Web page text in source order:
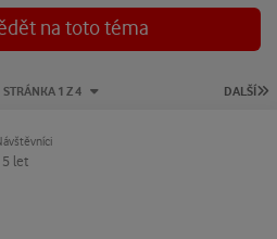
na toto téma
DALŠÍ
STRÁNKA 1 Z 4
5 let